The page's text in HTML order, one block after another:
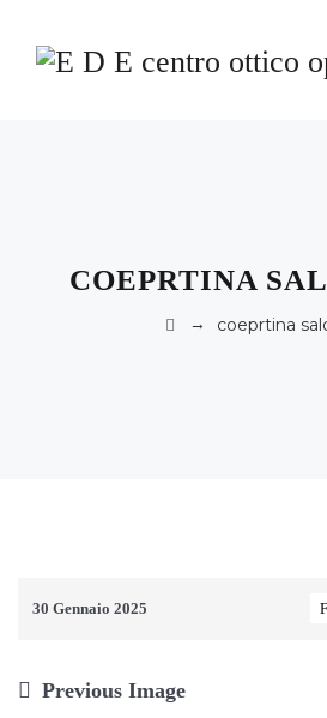
COEPRTINA
→ coeprtina
30 Gennaio 2025
Previous Image